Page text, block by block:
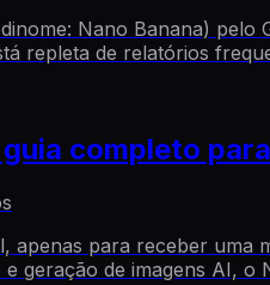
Nano Banana)
repleta de relatórios
completo
apenas para receber
geração de imagens AI, o